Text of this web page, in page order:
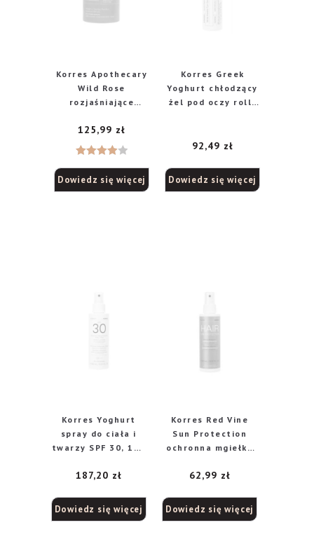
Korres Apothecary
Wild Rose
rozjaśniające
olejkiem z dzikiej
róży, 30 ml
4.00 na
125,99 zł
Dowiedz się więcej
Korres Greek
Yoghurt chłodzący
żel pod oczy roll-
92,49 zł
Dowiedz się więcej
Korres Yoghurt
spray do ciała i
twarzy SPF 30, 150
187,20 zł
Dowiedz się więcej
Korres Red Vine
Sun Protection
ochronna mgiełka
62,99 zł
Dowiedz się więcej